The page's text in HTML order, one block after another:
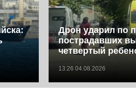
Дрон ударил по
пострадавших
четвертый
13:26 04.08.2026